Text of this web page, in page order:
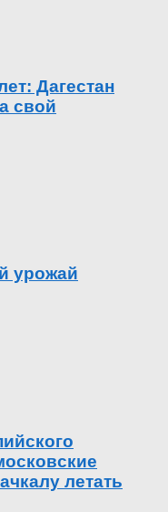
Дагестан
свой
урожай
летать